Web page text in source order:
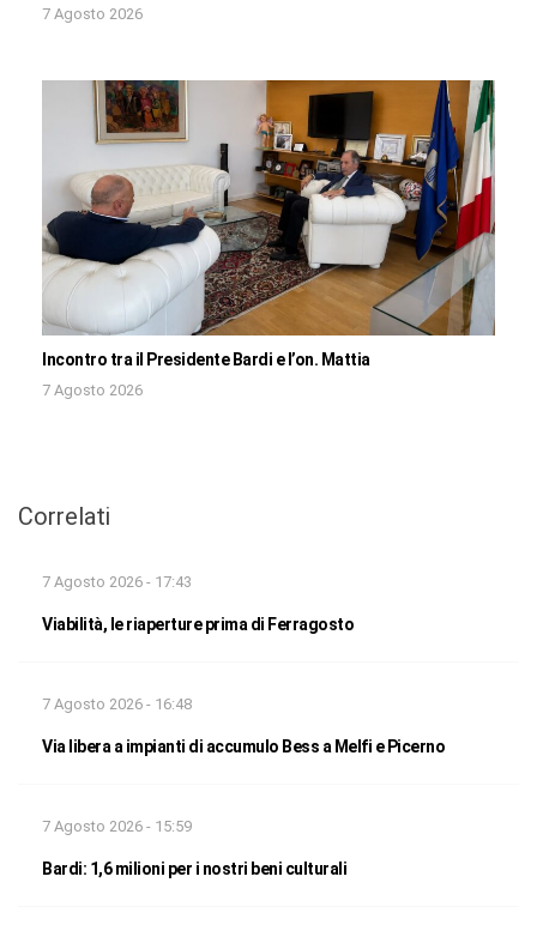
7 Agosto 2026
Incontro tra il Presidente Bardi e l’on. Mattia
7 Agosto 2026
Correlati
7 Agosto 2026 - 17:43
Viabilità, le riaperture prima di Ferragosto
7 Agosto 2026 - 16:48
Via libera a impianti di accumulo Bess a Melfi e Picerno
7 Agosto 2026 - 15:59
Bardi: 1,6 milioni per i nostri beni culturali